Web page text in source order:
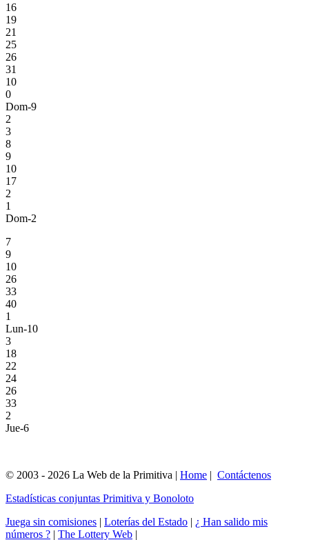
16
19
21
25
26
31
10
0
Dom-9
2
3
8
9
10
17
2
1
Dom-2
7
9
10
26
33
40
1
Lun-10
3
18
22
24
26
33
2
Jue-6
© 2003 - 2026 La Web de la Primitiva | Home | Contáctenos
Estadísticas conjuntas Primitiva y Bonoloto
Juega sin comisiones | Loterías del Estado | ¿ Han salido mis
números ? | The Lottery Web |